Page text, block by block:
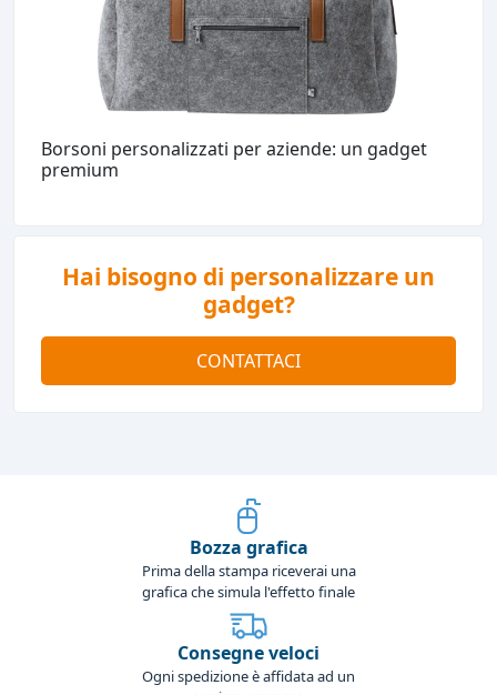
Borsoni personalizzati per aziende: un gadget
premium
Hai bisogno di personalizzare un
gadget?
CONTATTACI
Bozza grafica
Prima della stampa riceverai una
grafica che simula l'effetto finale
Consegne veloci
Ogni spedizione è affidata ad un